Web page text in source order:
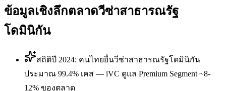
ข้อมูลเชิงลึกตลาดวีซ่าสาธารณรัฐ
โดมินิกัน
สถิติปี 2024: คนไทยยื่นวีซ่าสาธารณรัฐโดมินิกัน
ประมาณ 99.4% เคส — iVC ดูแล Premium Segment ~8-
12% ของตลาด